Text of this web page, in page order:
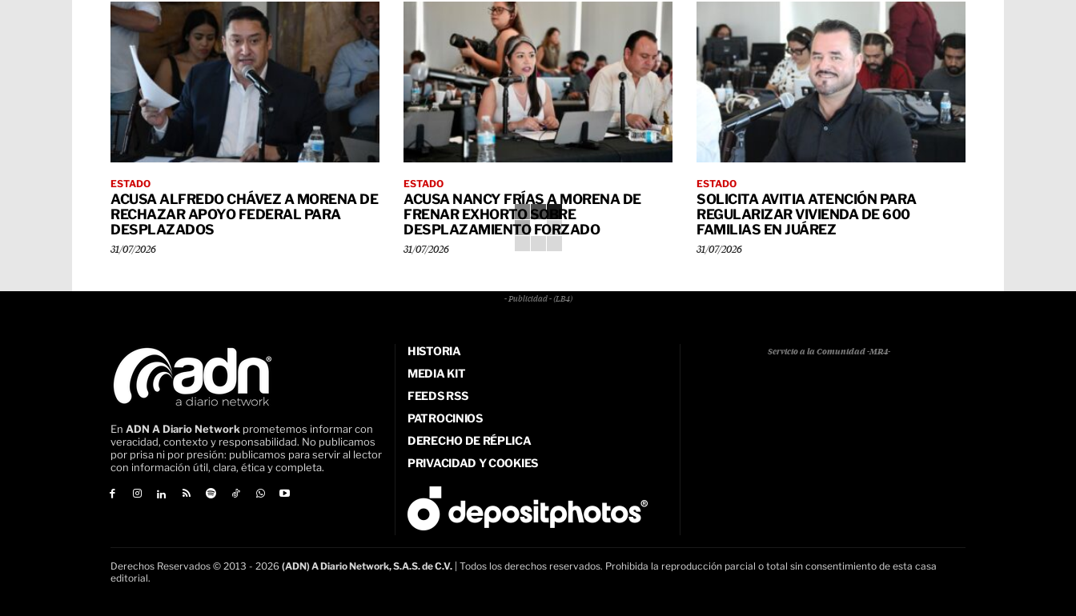
ESTADO
ACUSA ALFREDO CHÁVEZ A MORENA DE
RECHAZAR APOYO FEDERAL PARA
DESPLAZADOS
31/07/2026
ESTADO
ACUSA NANCY FRÍAS A MORENA DE
FRENAR EXHORTO SOBRE
DESPLAZAMIENTO FORZADO
31/07/2026
ESTADO
SOLICITA AVITIA ATENCIÓN PARA
REGULARIZAR VIVIENDA DE 600
FAMILIAS EN JUÁREZ
31/07/2026
- Publicidad - (LB4)
En ADN A Diario Network prometemos informar con
veracidad, contexto y responsabilidad. No publicamos
por prisa ni por presión: publicamos para servir al lector
con información útil, clara, ética y completa.
HISTORIA
MEDIA KIT
FEEDS RSS
PATROCINIOS
DERECHO DE RÉPLICA
PRIVACIDAD Y COOKIES
Servicio a la Comunidad -MR4-
Derechos Reservados © 2013 - 2026 (ADN) A Diario Network, S.A.S. de C.V. | Todos los derechos reservados. Prohibida la reproducción parcial o total sin consentimiento de esta casa
editorial.